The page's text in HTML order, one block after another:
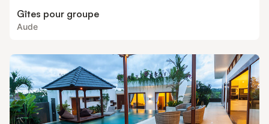
Gîtes pour groupe
Aude